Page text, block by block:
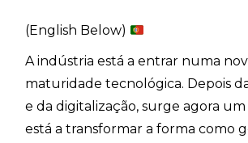
(English Below)
A indústria está a entrar numa
maturidade tecnológica. Depois
e da digitalização, surge agora
está a transformar a forma como